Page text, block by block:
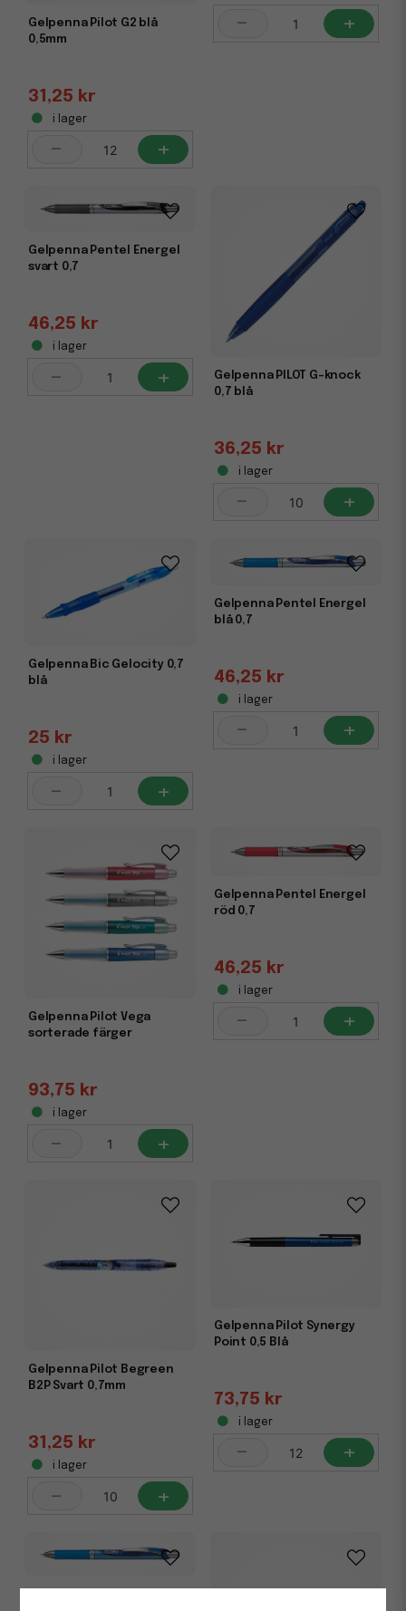
Gelpenna Pilot G2 blå
0,5mm
31,25 kr
i lager
- +
- +
Gelpenna Pentel Energel
svart 0,7
46,25 kr
i lager
- +
Gelpenna PILOT G-knock
0,7 blå
36,25 kr
i lager
- +
Gelpenna Bic Gelocity 0,7
blå
25 kr
i lager
- +
Gelpenna Pentel Energel
blå 0,7
46,25 kr
i lager
- +
Gelpenna Pilot Vega
sorterade färger
93,75 kr
i lager
- +
Gelpenna Pentel Energel
röd 0,7
46,25 kr
i lager
- +
Gelpenna Pilot Begreen
B2P Svart 0,7mm
31,25 kr
i lager
- +
Gelpenna Pilot Synergy
Point 0,5 Blå
73,75 kr
i lager
- +